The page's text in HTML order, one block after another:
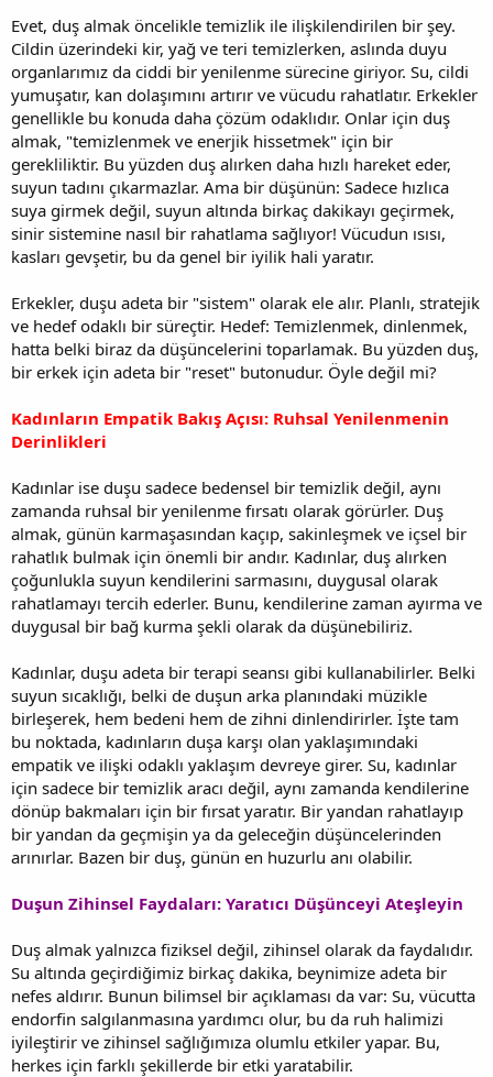
Evet, duş almak öncelikle temizlik ile ilişkilendirilen bir şey.
Cildin üzerindeki kir, yağ ve teri temizlerken, aslında duyu
organlarımız da ciddi bir yenilenme sürecine giriyor. Su, cildi
yumuşatır, kan dolaşımını artırır ve vücudu rahatlatır. Erkekler
genellikle bu konuda daha çözüm odaklıdır. Onlar için duş
almak, "temizlenmek ve enerjik hissetmek" için bir
gerekliliktir. Bu yüzden duş alırken daha hızlı hareket eder,
suyun tadını çıkarmazlar. Ama bir düşünün: Sadece hızlıca
suya girmek değil, suyun altında birkaç dakikayı geçirmek,
sinir sistemine nasıl bir rahatlama sağlıyor! Vücudun ısısı,
kasları gevşetir, bu da genel bir iyilik hali yaratır.
Erkekler, duşu adeta bir "sistem" olarak ele alır. Planlı, stratejik
ve hedef odaklı bir süreçtir. Hedef: Temizlenmek, dinlenmek,
hatta belki biraz da düşüncelerini toparlamak. Bu yüzden duş,
bir erkek için adeta bir "reset" butonudur. Öyle değil mi?
Kadınların Empatik Bakış Açısı: Ruhsal Yenilenmenin
Derinlikleri
Kadınlar ise duşu sadece bedensel bir temizlik değil, aynı
zamanda ruhsal bir yenilenme fırsatı olarak görürler. Duş
almak, günün karmaşasından kaçıp, sakinleşmek ve içsel bir
rahatlık bulmak için önemli bir andır. Kadınlar, duş alırken
çoğunlukla suyun kendilerini sarmasını, duygusal olarak
rahatlamayı tercih ederler. Bunu, kendilerine zaman ayırma ve
duygusal bir bağ kurma şekli olarak da düşünebiliriz.
Kadınlar, duşu adeta bir terapi seansı gibi kullanabilirler. Belki
suyun sıcaklığı, belki de duşun arka planındaki müzikle
birleşerek, hem bedeni hem de zihni dinlendirirler. İşte tam
bu noktada, kadınların duşa karşı olan yaklaşımındaki
empatik ve ilişki odaklı yaklaşım devreye girer. Su, kadınlar
için sadece bir temizlik aracı değil, aynı zamanda kendilerine
dönüp bakmaları için bir fırsat yaratır. Bir yandan rahatlayıp
bir yandan da geçmişin ya da geleceğin düşüncelerinden
arınırlar. Bazen bir duş, günün en huzurlu anı olabilir.
Duşun Zihinsel Faydaları: Yaratıcı Düşünceyi Ateşleyin
Duş almak yalnızca fiziksel değil, zihinsel olarak da faydalıdır.
Su altında geçirdiğimiz birkaç dakika, beynimize adeta bir
nefes aldırır. Bunun bilimsel bir açıklaması da var: Su, vücutta
endorfin salgılanmasına yardımcı olur, bu da ruh halimizi
iyileştirir ve zihinsel sağlığımıza olumlu etkiler yapar. Bu,
herkes için farklı şekillerde bir etki yaratabilir.